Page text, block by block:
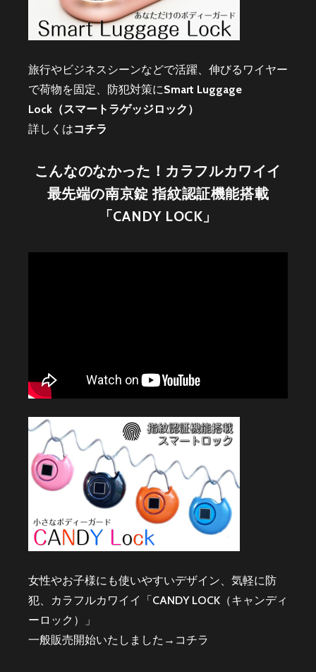
旅行やビジネスシーンなどで活躍、伸びるワイヤー
で荷物を固定、防犯対策にSmart Luggage
Lock（スマートラゲッジロック）
詳しくはコチラ
こんなのなかった！カラフルカワイイ
最先端の南京錠 指紋認証機能搭載
「CANDY LOCK」
女性やお子様にも使いやすいデザイン、気軽に防
犯、カラフルカワイイ「CANDY LOCK（キャンディ
ーロック）」
一般販売開始いたしました→ コチラ